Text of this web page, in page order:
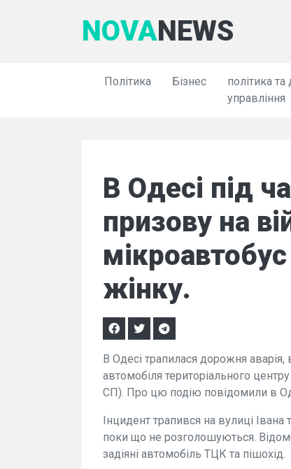
NOVANEWS
Політика Бізнес
політика
управління
В Одесі під
призову на
жінку.
В Одесі трапилася дорожня аварія,
автомобіля територіального
СП). Про цю подію повідомили в
Інцидент трапився на вулиці
поки що не розголошуються.
задіяні автомобіль ТЦК та пішохід.